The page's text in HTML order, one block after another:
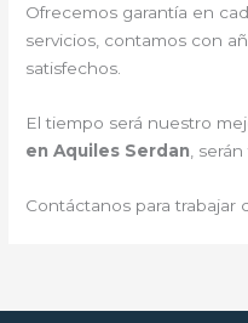
Ofrecemos garantía en
servicios, contamos con
satisfechos.
El tiempo será nuestro
en Aquiles Serdan ,
Contáctanos para trabajar